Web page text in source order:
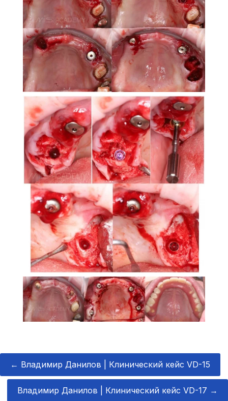
← Владимир Данилов | Клинический кейс VD-15
Владимир Данилов | Клинический кейс VD-17 →